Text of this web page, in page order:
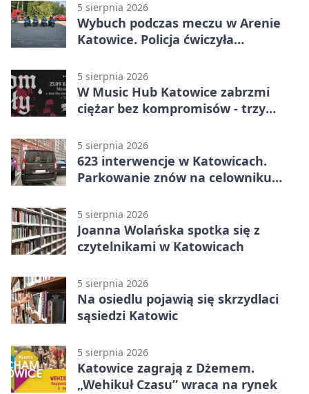
5 sierpnia 2026
Wybuch podczas meczu w Arenie
Katowice. Policja ćwiczyła
5 sierpnia 2026
W Music Hub Katowice zabrzmi
ciężar bez kompromisów - trzy
5 sierpnia 2026
623 interwencje w Katowicach.
Parkowanie znów na celowniku
5 sierpnia 2026
Joanna Wolańska spotka się z
czytelnikami w Katowicach
5 sierpnia 2026
Na osiedlu pojawią się skrzydlaci
sąsiedzi Katowic
5 sierpnia 2026
Katowice zagrają z Dżemem.
„Wehikuł Czasu” wraca na rynek